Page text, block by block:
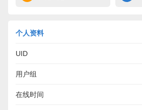
个人资料
UID
用户组
在线时间